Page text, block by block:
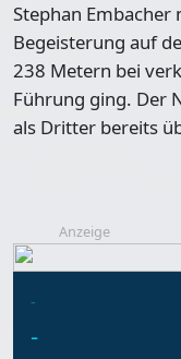
Stephan
Begeisterung auf
238 Metern bei
Führung ging. Der
als Dritter bereits
Anzeige
-
-